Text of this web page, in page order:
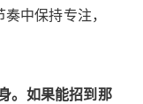
中保持专注，
。如果能招到那